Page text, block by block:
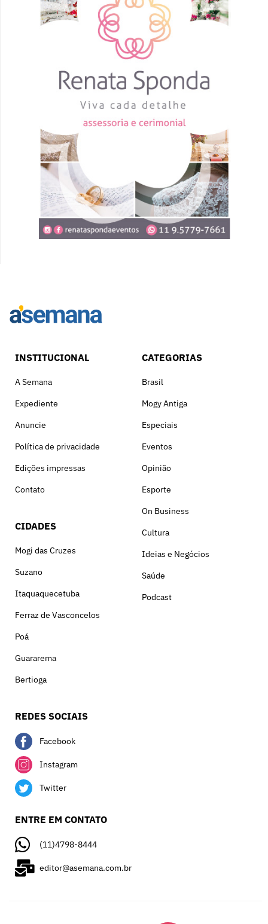
INSTITUCIONAL
A Semana
Expediente
Anuncie
Política de privacidade
Edições impressas
Contato
CIDADES
Mogi das Cruzes
Suzano
Itaquaquecetuba
Ferraz de Vasconcelos
Poá
Guararema
Bertioga
CATEGORIAS
Brasil
Mogy Antiga
Especiais
Eventos
Opinião
Esporte
On Business
Cultura
Ideias e Negócios
Saúde
Podcast
REDES SOCIAIS
Facebook
Instagram
Twitter
ENTRE EM CONTATO
(11)4798-8444
editor@asemana.com.br